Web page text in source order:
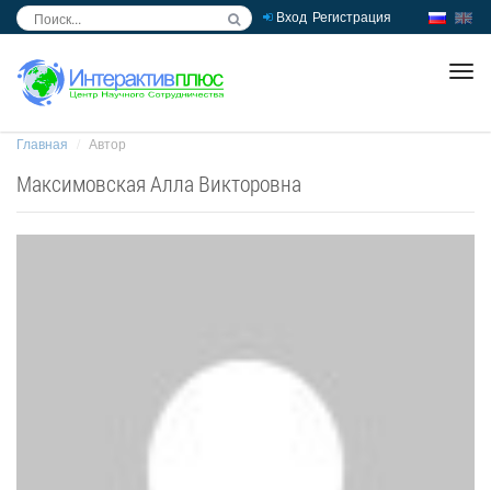
Вход Регистрация
Главная Автор
Максимовская Алла Викторовна